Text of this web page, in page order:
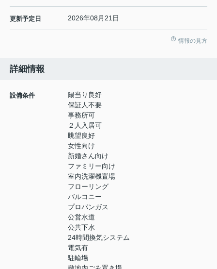
更新予定日 2026年08月21日
情報の見方
詳細情報
設備条件
陽当り良好
保証人不要
事務所可
２人入居可
眺望良好
女性向け
新婚さん向け
ファミリー向け
室内洗濯機置場
フローリング
バルコニー
プロパンガス
公営水道
公共下水
24時間換気システム
電気有
駐輪場